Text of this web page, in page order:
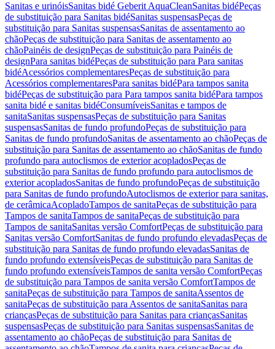
Sanitas e urinóisSanitas bidé Geberit AquaCleanSanitas bidéPeças
de substituição para Sanitas bidéSanitas suspensasPeças de
substituição para Sanitas suspensasSanitas de assentamento ao
chãoPeças de substituição para Sanitas de assentamento ao
chãoPainéis de designPeças de substituição para Painéis de
designPara sanitas bidéPeças de substituição para Para sanitas
bidéAcessórios complementaresPeças de substituição para
Acessórios complementaresPara sanitas bidéPara tampos sanita
bidéPeças de substituição para Para tampos sanita bidéPara tampos
sanita bidé e sanitas bidéConsumíveisSanitas e tampos de
sanitaSanitas suspensasPeças de substituição para Sanitas
suspensasSanitas de fundo profundoPeças de substituição para
Sanitas de fundo profundoSanitas de assentamento ao chãoPeças de
substituição para Sanitas de assentamento ao chãoSanitas de fundo
profundo para autoclismos de exterior acopladosPeças de
substituição para Sanitas de fundo profundo para autoclismos de
exterior acopladosSanitas de fundo profundoPeças de substituição
para Sanitas de fundo profundoAutoclismos de exterior para sanitas,
de cerâmicaAcopladoTampos de sanitaPeças de substituição para
Tampos de sanitaTampos de sanitaPeças de substituição para
Tampos de sanitaSanitas versão ComfortPeças de substituição para
Sanitas versão ComfortSanitas de fundo profundo elevadasPeças de
substituição para Sanitas de fundo profundo elevadasSanitas de
fundo profundo extensíveisPeças de substituição para Sanitas de
fundo profundo extensíveisTampos de sanita versão ComfortPeças
de substituição para Tampos de sanita versão ComfortTampos de
sanitaPeças de substituição para Tampos de sanitaAssentos de
sanitaPeças de substituição para Assentos de sanitaSanitas para
criançasPeças de substituição para Sanitas para criançasSanitas
suspensasPeças de substituição para Sanitas suspensasSanitas de
assentamento ao chãoPeças de substituição para Sanitas de